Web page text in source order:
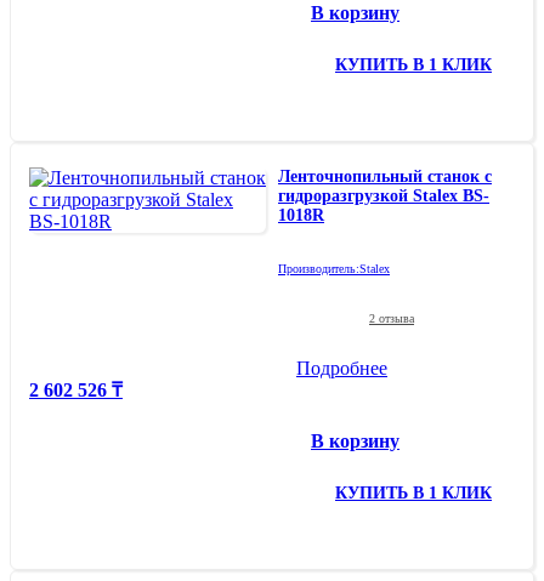
В корзину
КУПИТЬ В 1 КЛИК
2 602 526 ₸
Ленточнопильный станок с
гидроразгрузкой Stalex BS-
1018R
Производитель:Stalex
2 отзыва
Подробнее
В корзину
КУПИТЬ В 1 КЛИК